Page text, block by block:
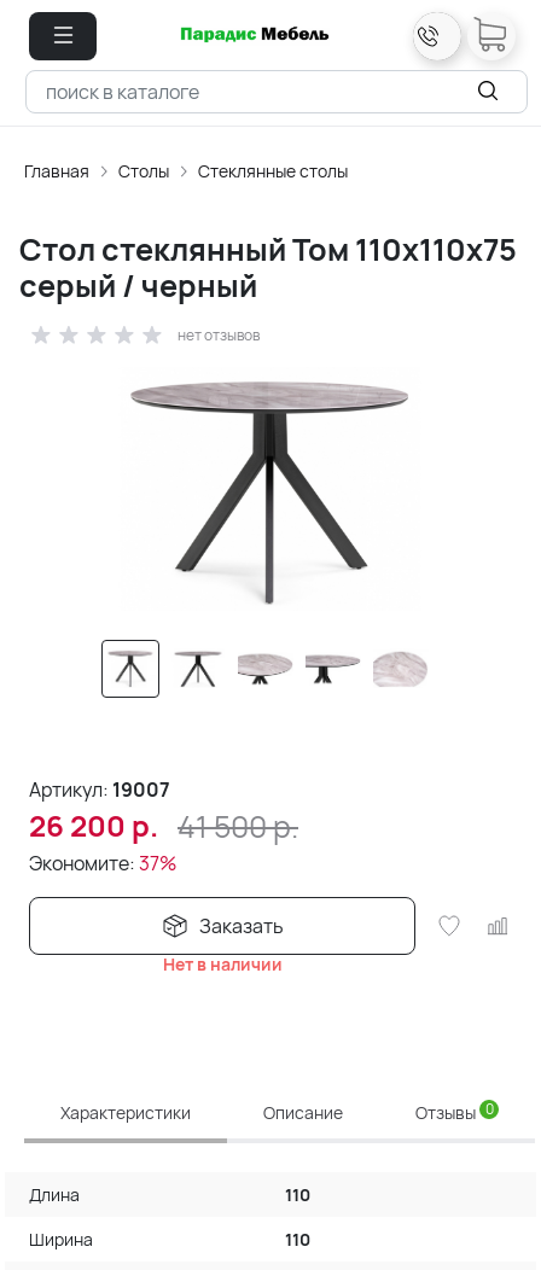
Главная Столы Стеклянные столы
Стол стеклянный Том 110х110х75
серый / черный
нет отзывов
Артикул: 19007
26 200 р. 41 500р.
Экономите:37%
Заказать
Нет в наличии
Характеристики Описание Отзывы 0
Длина
110
Ширина
110